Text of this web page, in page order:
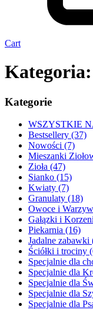
Cart
Kategorie
WSZYSTKIE
Bestsellery (37)
Nowości (7)
Mieszanki
Zioła (47)
Sianko (15)
Kwiaty (7)
Granulaty (18)
Owoce i
Gałązki i
Piekarnia (16)
Jadalne zabawki
Ściółki i trociny
Specjalnie dla
Specjalnie dla
Specjalnie dla
Specjalnie dla
Specjalnie dla